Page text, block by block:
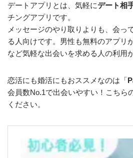
デートアプリとは、気軽にデート相
チングアプリです。
メッセージのやり取りよりも、会っ
る人向けです。男性も無料のアプリ
など気軽な出会いを求める人の利用
恋活にも婚活にもおススメなのは「
会員数No.1で出会いやすい！こちら
ください。